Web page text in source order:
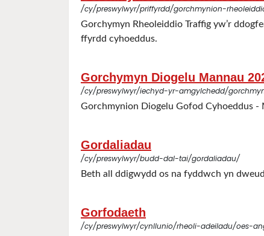
/cy/preswylwyr/priffyrdd/gorchmynion-
Gorchymyn Rheoleiddio Traffig yw’r
ffyrdd cyhoeddus.
Gorchymyn Diogelu Mannau
/cy/preswylwyr/iechyd-yr-amgylchedd/
Gorchmynion Diogelu Gofod Cyhoeddus -
Gordaliadau
/cy/preswylwyr/budd-dal-tai/gordaliadau/
Beth all ddigwydd os na fyddwch yn
Gorfodaeth
/cy/preswylwyr/cynllunio/rheoli-adeiladu/oes-